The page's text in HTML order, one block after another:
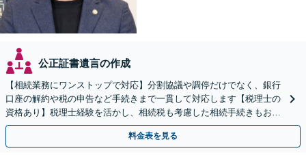
公正証書遺言の作成
【相続業務にワンストップで対応】分割協議や調停だけでなく、銀行
口座の解約や税の申告など手続きまで一貫して対応します【税理士の
資格あり】税理士経験を活かし、相続税も考慮した相続手続きもお任
せください【初回相談無料】任意後見や生前贈与なども対応
料金表を見る